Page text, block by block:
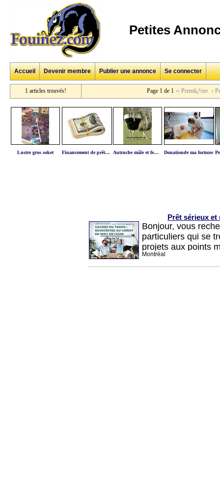
Petites
Accueil Devenir membre Publier une annonce Se connecter
1 articles trouvés! Page 1 de 1 ‹‹ Premiï¿½re ‹
Lustre gros soket Financement de prêt pour tous vos projets Autruche mâle et femelle disponible Donationde ma fortune
Prêt sérieux et
Bonjour, vous
particuliers qui se
projets aux points
demande qu'une
à fournis.
Montréal